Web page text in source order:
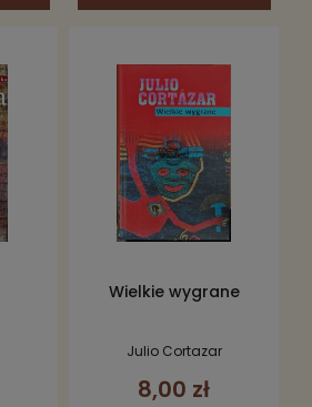
Wielkie wygrane
Julio Cortazar
8,00 zł